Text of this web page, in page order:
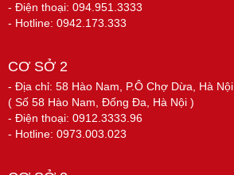
- Điện thoại: 094.951.3333
- Hotline: 0942.173.333
CƠ SỞ 2
- Địa chỉ: 58 Hào Nam, P.Ô Chợ Dừa, Hà Nội.
( Số 58 Hào Nam, Đống Đa, Hà Nội )
- Điện thoại: 0912.3333.96
- Hotline: 0973.003.023